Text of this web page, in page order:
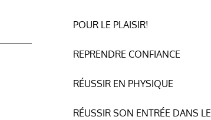
POUR LE PLAISIR!
REPRENDRE CONFIANCE
RÉUSSIR EN PHYSIQUE
RÉUSSIR SON ENTRÉE DANS LE